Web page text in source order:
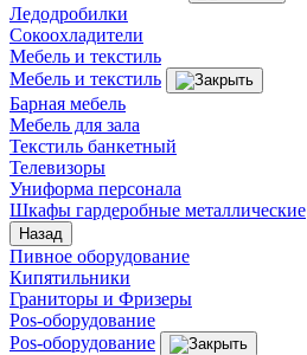
Ледодробилки
Сокоохладители
Мебель и текстиль
Мебель и текстиль
Барная мебель
Мебель для зала
Текстиль банкетный
Телевизоры
Униформа персонала
Шкафы гардеробные металлические
Назад
Пивное оборудование
Кипятильники
Граниторы и Фризеры
Pos-оборудование
Pos-оборудование